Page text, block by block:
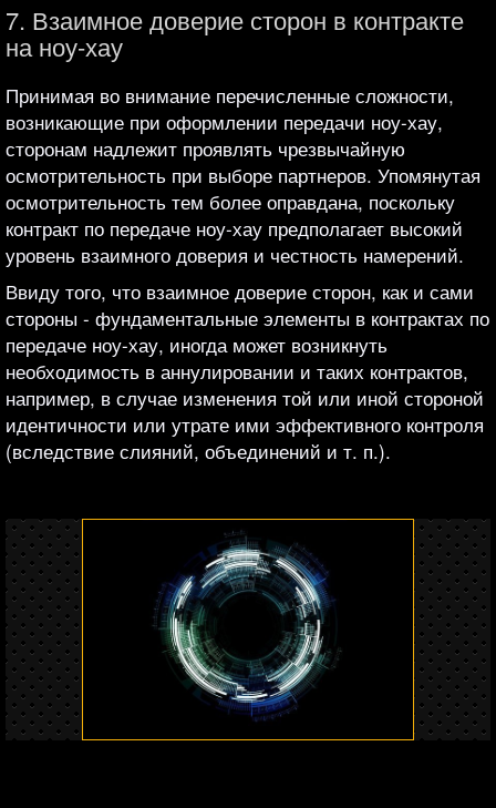
7. Взаимное доверие сторон в контракте
на ноу-хау
Принимая во внимание перечисленные сложности,
возникающие при оформлении передачи ноу-хау,
сторонам надлежит проявлять чрезвычайную
осмотрительность при выборе партнеров. Упомянутая
осмотрительность тем более оправдана, поскольку
контракт по передаче ноу-хау предполагает высокий
уровень взаимного доверия и честность намерений.
Ввиду того, что взаимное доверие сторон, как и сами
стороны - фундаментальные элементы в контрактах по
передаче ноу-хау, иногда может возникнуть
необходимость в аннулировании и таких контрактов,
например, в случае изменения той или иной стороной
идентичности или утрате ими эффективного контроля
(вследствие слияний, объединений и т. п.).